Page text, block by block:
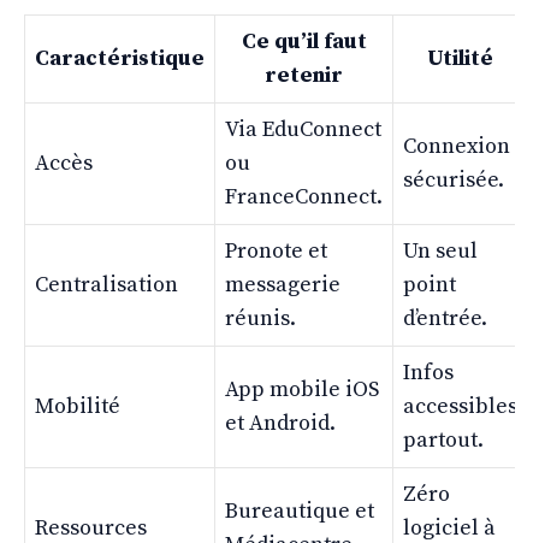
Caractéristique
Ce qu’il faut
retenir
Utilité
Accès
Via EduConnect
ou
FranceConnect.
Connexion
sécurisée.
Centralisation
Pronote et
messagerie
réunis.
Un seul
point
d’entrée.
Mobilité
App mobile iOS
et Android.
Infos
accessibles
partout.
Ressources
Bureautique et
Zéro
logiciel à